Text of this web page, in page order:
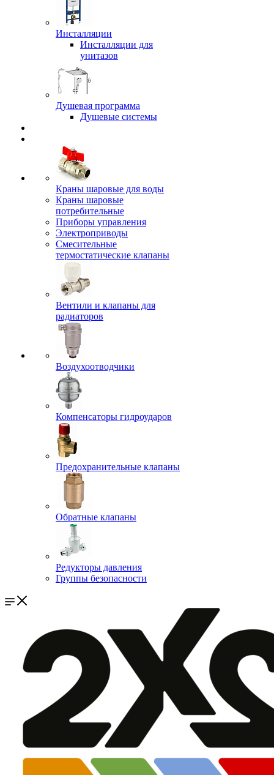
Инсталляции
Инсталляции для
унитазов
Душевая программа
Душевые системы
Краны шаровые для воды
Краны шаровые
потребительные
Приборы управления
Электроприводы
Смесительные
термостатические клапаны
Вентили и клапаны для
радиаторов
Воздухоотводчики
Компенсаторы гидроударов
Предохранительные клапаны
Обратные клапаны
Редукторы давления
Группы безопасности